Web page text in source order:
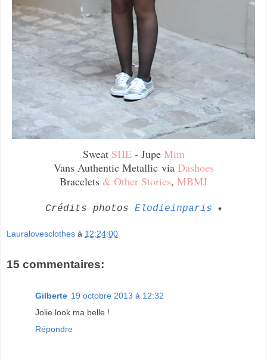
Sweat SHE- Jupe Mim
Vans Authentic Metallicvia Dashoes
Bracelets & Other Stories, MBMJ
Crédits photos Elodieinparis ♥
Lauralovesclothes à 12:24:00
15 commentaires:
Gilberte 19 octobre 2013 à 12:32
Jolie look ma belle !
Répondre